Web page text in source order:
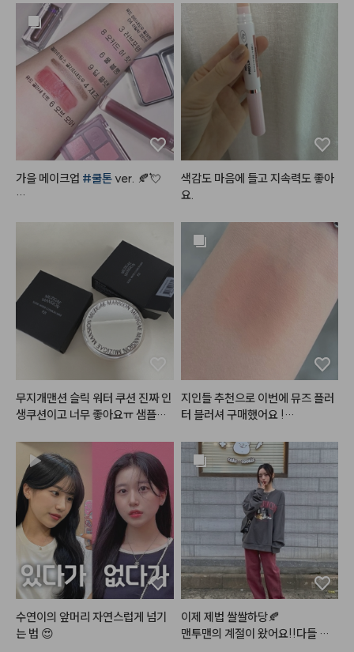
길.. 생각보다 커서 좋아요 삼만원
대는 솔직히 넘 비싸고 이마넌정도
가 적당..
있습니다~! 발색이 진짜이쁘고 광
택이 미쳤어요~~~~! 아무래도
립글로즈다보니 커피마시거나 그
럴땐 묻어남이 어쩔수없이 있습니
다만, 그걸 커버할 만큼 너무 이쁜
색상과 광택입니다~! 이거 바르고
직장에 갔을때 다른 여성분께서 립
이 너무 이쁘다고~! 알려달라고 할
정도였어요~~~! 차분한 색 좋아
하시는 분이 땅콩밤사시면 맘에 안
들어 할 사람 없을듯 하네요 ~! 완
전 추천합니다~! 다른 색상도 구매
보려구요 ~! ㅎㅎ 👍
가을 메이크업 #쿨톤 ver. 🍂💘
#뮤드 숄 모먼트 아이섀도우 팔
레트 [ 04 라일락모먼트 ]
5번 컬러로 눈 두덩이를 전체적으
로 발라주고
9번 컬러로 쌍꺼풀 라인에 음영을
6번 컬러로 눈 두덩이 중앙을 시작
으로 가장자리까지 퍼뜨려 주고
10번 컬러로 눈 꼬리 음영을 준다
- #스킨푸드 버터리 치크 케이크 [
01 베리 앤 크림 ]
볼 중앙을 위주로 퍼뜨려준다
- #뮤드 글라세 틴트 [ 06 모브 모
어 ]
전체적으로 한번 발라주고 안쪽을
위주로 한 번 더 발라준다
- #올마이띵스 키스유어아이즈글
리터 섀도우 [ 04 jazz ]
눈밑 애교살 중앙부터 외곽으로 퍼
뜨려 준다
색감도 마음에 들고 지속력도 좋아
요.
무지개맨션 슬릭 워터 쿠션 진짜 인
생쿠션이고 너무 좋아요ㅠ 샘플로
고 봤는데 단종 진행중이고.. 특히
P21 컬러 본품이 다 품절이더라고
요 그래서 하는수없이 미니 사이즈
라도 일단 쟁였어요.. 본품 디자인
패키지도 감각적이고 사고싶었는
데 일단 미니라도 있어서 좋아요.
슬릭워터쿠션 P21가 완전 대박인
데 좋은 이유가 21호 피부에 완전
착붙 자연스러운 핑크베이스 컬러
에요. 또 이게 메쉬쿠션이라서 내
피부처럼 얇게 밀착되고, 건조하지
않아서 뜨지도 않아서 정말 내 피부
지인들 추천으로 이번에 뮤즈 플러
터 블러셔 구매했어요 !
째,다섯번째가 실외 발색 사진이에
용)
워낙 블러셔를 좋아해서 다양한 블
러셔를 가지고 있는데
뮤드 플러터 블러셔 전 색상이 다
너무 제 스타일이라 한참 고민하고
메리 뮤즈로 골랐어요 ㅠㅠ💗
가루날림은 어느정도 있지만 지금
까지 제가 사용한 블러셔보단 현저
히 적었고
수연이의 앞머리 자연스럽게 넘기
는 법 😍
이제 제법 쌀쌀하당🍂
맨투맨의 계절이 왔어요!!다들 감